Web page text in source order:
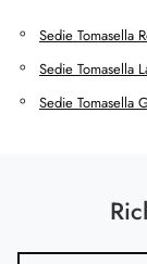
Sedie Tomasella
Sedie Tomasella
Sedie Tomasella